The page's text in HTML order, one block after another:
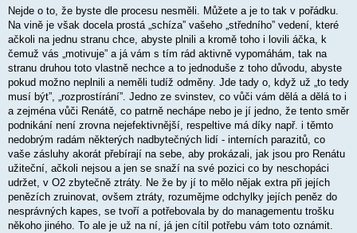
Nejde o to, že byste dle procesu nesměli. Můžete a je to tak v pořádku.
Na vině je však docela prostá „schíza” vašeho „středního” vedení, které
ačkoli na jednu stranu chce, abyste plnili a kromě toho i lovili áčka, k
čemuž vás „motivuje” a já vám s tím rád aktivně vypomáhám, tak na
stranu druhou toto vlastně nechce a to jednoduše z toho důvodu, abyste
pokud možno neplnili a neměli tudíž odměny. Jde tady o, když už „to tedy
musí být”, „rozprostírání”. Jedno ze svinstev, co vůči vám dělá a dělá to i
a zejména vůči Renátě, co patrně nechápe nebo je jí jedno, že tento směr
podnikání není zrovna nejefektivnější, respeltive má díky např. i těmto
nedobrým radám některých nadbytečných lidí - interních parazitů, co
vaše zásluhy akorát přebírají na sebe, aby prokázali, jak jsou pro Renátu
užiteční, ačkoli nejsou a jen se snaží na své pozici co by neschopáci
udržet, v O2 zbytečně ztráty. Ne že by jí to mělo nějak extra při jejích
penězích zruinovat, ovšem ztráty, rozumějme odchylky jejích peněz do
nesprávných kapes, se tvoří a potřebovala by do managementu trošku
někoho jiného. To ale je už na ní, já jen cítil potřebu vám toto oznámit.